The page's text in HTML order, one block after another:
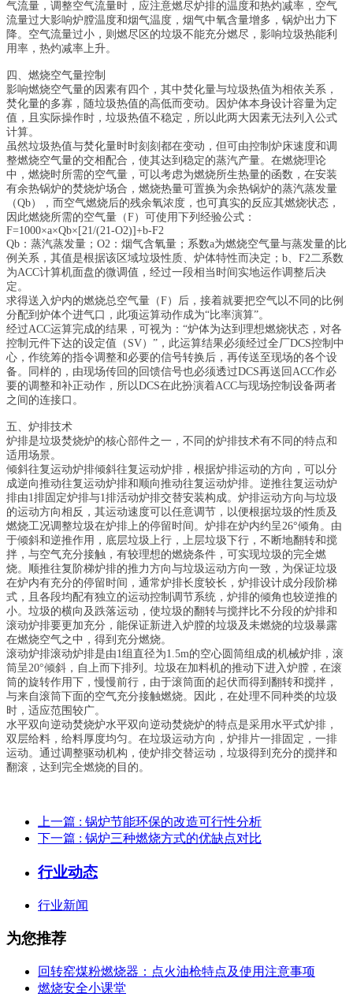
气流量，调整空气流量时，应注意燃尽炉排的温度和热灼减率，空气
流量过大影响炉膛温度和烟气温度，烟气中氧含量增多，锅炉出力下
降。空气流量过小，则燃尽区的垃圾不能充分燃尽，影响垃圾热能利
用率，热灼减率上升。
四、燃烧空气量控制
影响燃烧空气量的因素有四个，其中焚化量与垃圾热值为相依关系，
焚化量的多寡，随垃圾热值的高低而变动。因炉体本身设计容量为定
值，且实际操作时，垃圾热值不稳定，所以此两大因素无法列入公式
计算。
虽然垃圾热值与焚化量时时刻刻都在变动，但可由控制炉床速度和调
整燃烧空气量的交相配合，使其达到稳定的蒸汽产量。在燃烧理论
中，燃烧时所需的空气量，可以考虑为燃烧所生热量的函数，在安装
有余热锅炉的焚烧炉场合，燃烧热量可置换为余热锅炉的蒸汽蒸发量
（Qb），而空气燃烧后的残余氧浓度，也可真实的反应其燃烧状态，
因此燃烧所需的空气量（F）可使用下列经验公式：
F=1000×a×Qb×[21/(21-O2)]+b-F2
Qb：蒸汽蒸发量；O2：烟气含氧量；系数a为燃烧空气量与蒸发量的比
例关系，其值是根据该区域垃圾性质、炉体特性而决定；b、F2二系数
为ACC计算机面盘的微调值，经过一段相当时间实地运作调整后决
定。
求得送入炉内的燃烧总空气量（F）后，接着就要把空气以不同的比例
分配到炉体个进气口，此项运算动作成为“比率演算”。
经过ACC运算完成的结果，可视为：“炉体为达到理想燃烧状态，对各
控制元件下达的设定值（SV）”，此运算结果必须经过全厂DCS控制中
心，作统筹的指令调整和必要的信号转换后，再传送至现场的各个设
备。同样的，由现场传回的回馈信号也必须透过DCS再送回ACC作必
要的调整和补正动作，所以DCS在此扮演着ACC与现场控制设备两者
之间的连接口。
五、炉排技术
炉排是垃圾焚烧炉的核心部件之一，不同的炉排技术有不同的特点和
适用场景。
倾斜往复运动炉排倾斜往复运动炉排，根据炉排运动的方向，可以分
成逆向推动往复运动炉排和顺向推动往复运动炉排。逆推往复运动炉
排由1排固定炉排与1排活动炉排交替安装构成。炉排运动方向与垃圾
的运动方向相反，其运动速度可以任意调节，以便根据垃圾的性质及
燃烧工况调整垃圾在炉排上的停留时间。炉排在炉内约呈26°倾角。由
于倾斜和逆推作用，底层垃圾上行，上层垃圾下行，不断地翻转和搅
拌，与空气充分接触，有较理想的燃烧条件，可实现垃圾的完全燃
烧。顺推往复阶梯炉排的推力方向与垃圾运动方向一致，为保证垃圾
在炉内有充分的停留时间，通常炉排长度较长，炉排设计成分段阶梯
式，且各段均配有独立的运动控制调节系统，炉排的倾角也较逆推的
小。垃圾的横向及跌落运动，使垃圾的翻转与搅拌比不分段的炉排和
滚动炉排要更加充分，能保证新进入炉膛的垃圾及未燃烧的垃圾暴露
在燃烧空气之中，得到充分燃烧。
滚动炉排滚动炉排是由1组直径为1.5m的空心圆筒组成的机械炉排，滚
筒呈20°倾斜，自上而下排列。垃圾在加料机的推动下进入炉膛，在滚
筒的旋转作用下，慢慢前行，由于滚筒面的起伏而得到翻转和搅拌，
与来自滚筒下面的空气充分接触燃烧。因此，在处理不同种类的垃圾
时，适应范围较广。
水平双向逆动焚烧炉水平双向逆动焚烧炉的特点是采用水平式炉排，
双层给料，给料厚度均匀。在垃圾运动方向，炉排片一排固定，一排
运动。通过调整驱动机构，使炉排交替运动，垃圾得到充分的搅拌和
翻滚，达到完全燃烧的目的。
上一篇 : 锅炉节能环保的改造可行性分析
下一篇 : 锅炉三种燃烧方式的优缺点对比
行业动态
行业新闻
为您推荐
回转窑煤粉燃烧器：点火油枪特点及使用注意事项
燃烧安全小课堂